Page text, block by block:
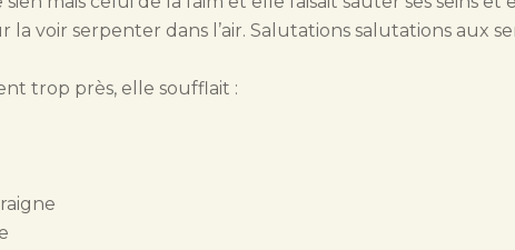
la voir serpenter dans l’air. Salutations salutations aux
trop près, elle soufflait :